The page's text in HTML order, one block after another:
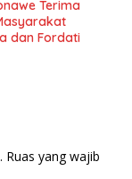
Terima
dan Fordati
Ruas yang wajib